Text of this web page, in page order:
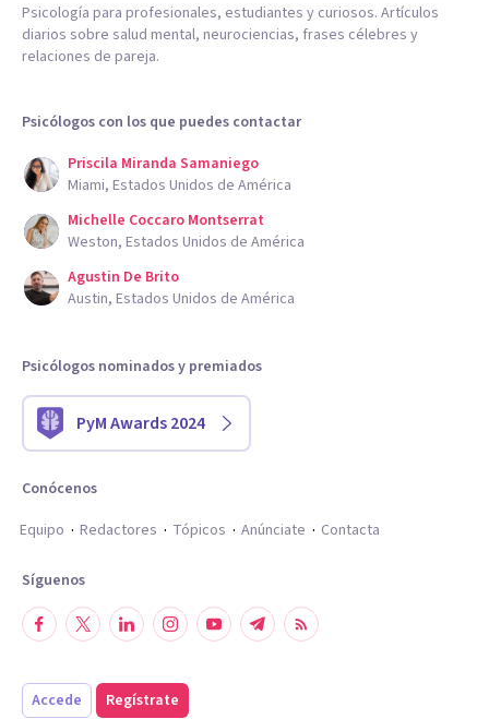
Psicología para profesionales, estudiantes y curiosos. Artículos
diarios sobre salud mental, neurociencias, frases célebres y
relaciones de pareja.
Psicólogos con los que puedes contactar
Priscila Miranda Samaniego
Miami, Estados Unidos de América
Michelle Coccaro Montserrat
Weston, Estados Unidos de América
Agustin De Brito
Austin, Estados Unidos de América
Psicólogos nominados y premiados
PyM Awards 2024
Conócenos
Equipo
Redactores Tópicos Anúnciate Contacta
Síguenos
Accede Regístrate